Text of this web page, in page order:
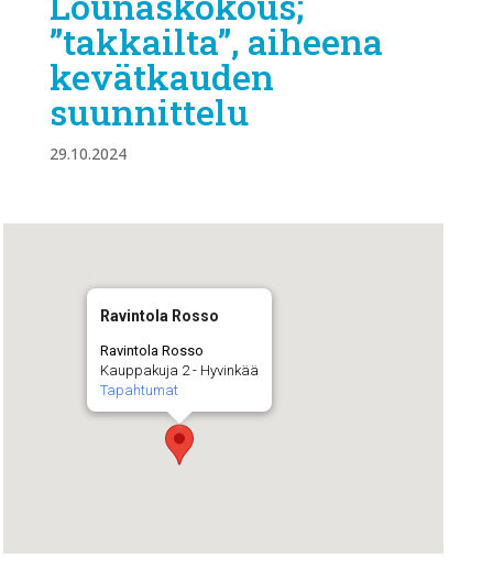
”takkailta”, aiheena
kevätkauden
suunnittelu
29.10.2024
Ravintola Rosso
Ravintola Rosso
Kauppakuja 2 - Hyvinkää
Tapahtumat